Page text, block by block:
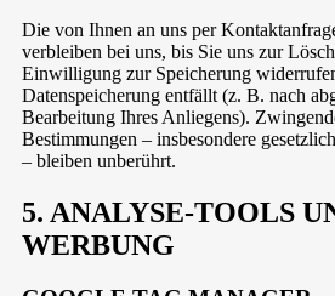
Die von Ihnen an uns per
verbleiben bei uns, bis Sie uns zur
Einwilligung zur Speicherung
Datenspeicherung entfällt (z. B. nach
Bearbeitung Ihres Anliegens).
Bestimmungen – insbesondere
– bleiben unberührt.
5. ANALYSE-TOOLS
WERBUNG